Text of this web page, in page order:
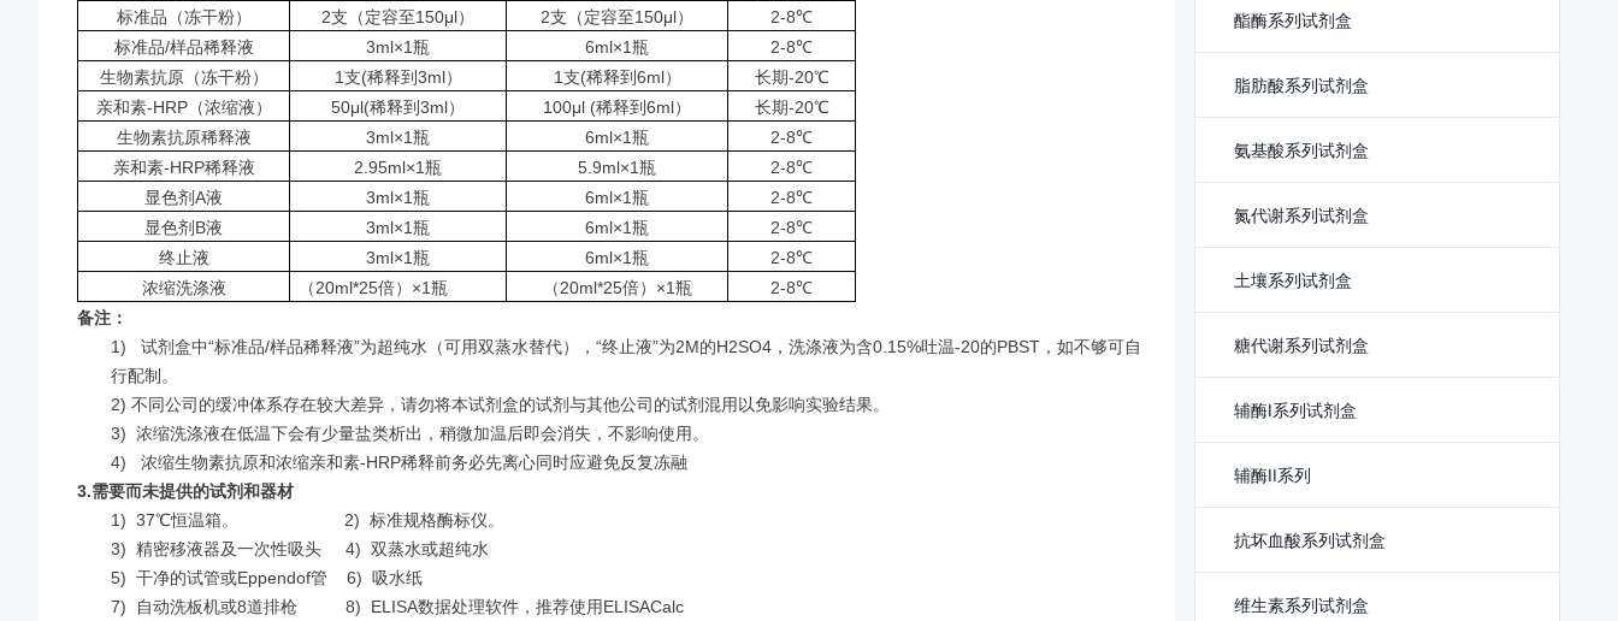
标准品（冻干粉）
2支（定容至150μl） 2支（定容至150μl）
2-8℃
标准品/样品稀释液
3ml×1瓶 6ml×1瓶
2-8℃
生物素抗原（冻干粉）
1支(稀释到3ml） 1支(稀释到6ml）
长期-20℃
亲和素-HRP（浓缩液）
50μl(稀释到3ml） 100μl (稀释到6ml）
长期-20℃
生物素抗原稀释液
3ml×1瓶 6ml×1瓶
2-8℃
亲和素-HRP稀释液
2.95ml×1瓶 5.9ml×1瓶
2-8℃
显色剂A液
3ml×1瓶 6ml×1瓶
2-8℃
显色剂B液
3ml×1瓶 6ml×1瓶
2-8℃
终止液
3ml×1瓶 6ml×1瓶
2-8℃
浓缩洗涤液
（20ml*25倍）×1瓶 （20ml*25倍）×1瓶
2-8℃
备注：
1)
试剂盒中“标准品/样品稀释液”为超纯水（可用双蒸水替代），“终止液”为2M的H2SO4，洗涤液为含0.15%吐温-20的PBST，如不够可自
行配制。
2) 不同公司的缓冲体系存在较大差异，请勿将本试剂盒的试剂与其他公司的试剂混用以免影响实验结果。
3) 浓缩洗涤液在低温下会有少量盐类析出，稍微加温后即会消失，不影响使用。
4)
浓缩生物素抗原和浓缩亲和素-HRP稀释前务必先离心同时应避免反复冻融
3.需要而未提供的试剂和器材
1) 37℃恒温箱。 2) 标准规格酶标仪。
3) 精密移液器及一次性吸头 4) 双蒸水或超纯水
5) 干净的试管或Eppendof管 6) 吸水纸
7)
自动洗板机或8道排枪 8)
ELISA数据处理软件，推荐使用ELISACalc
酯酶系列试剂盒
脂肪酸系列试剂盒
氨基酸系列试剂盒
氮代谢系列试剂盒
土壤系列试剂盒
糖代谢系列试剂盒
辅酶I系列试剂盒
辅酶II系列
抗坏血酸系列试剂盒
维生素系列试剂盒